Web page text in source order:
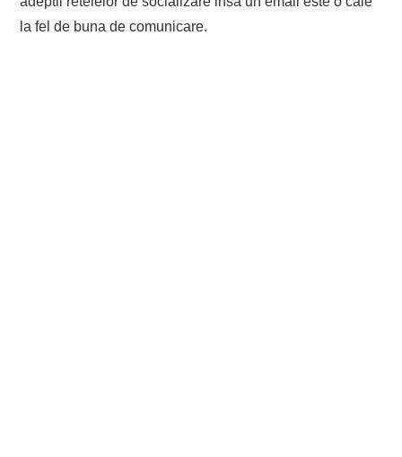
la fel de buna de comunicare.